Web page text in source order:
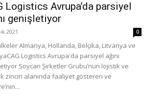
Logistics Avrupa’da parsiyel
genişletiyor
2021 0
Almanya, Hollanda, Belçika, Litvanya ve
Logistics Avrupa'da parsiyel ağını
Soycan Şirketler Grubu’nun lojistik ve
zinciri alanında faaliyet gösteren ve